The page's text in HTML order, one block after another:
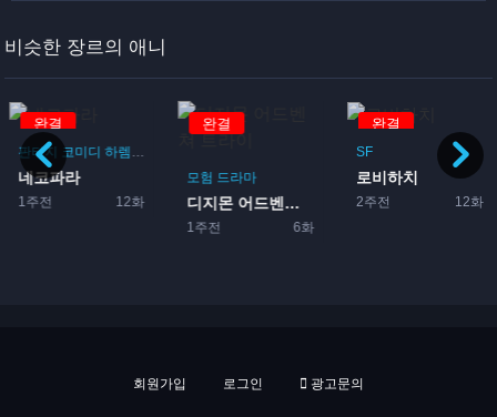
비슷한 장르의 애니
완결
판타지 코미디 하렘
네코파라
1주전 12화
완결
모험 드라마
디지몬 어드벤쳐 트라이
1주전 6화
완결
SF
로비하치
2주전 12화
회원가입 로그인 광고문의